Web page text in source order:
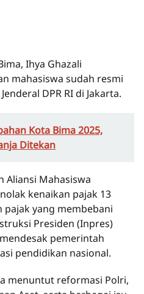
Ihya Ghazali
mahasiswa sudah resmi
DPR RI di Jakarta.
Kota Bima 2025,
Ditekan
Aliansi Mahasiswa
kenaikan pajak 13
pajak yang membebani
Presiden (Inpres)
pemerintah
pendidikan nasional.
menuntut reformasi Polri,